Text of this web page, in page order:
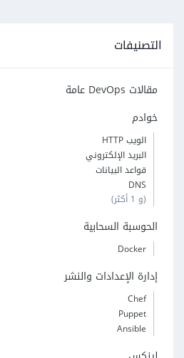
التصنيفات
مقالات DevOps عامة
خوادم
الويب HTTP
البريد الإلكتروني
قواعد البيانات
DNS
(و 1 أكثر)
الحوسبة السحابية
Docker
إدارة الإعدادات والنشر
Chef
Puppet
Ansible